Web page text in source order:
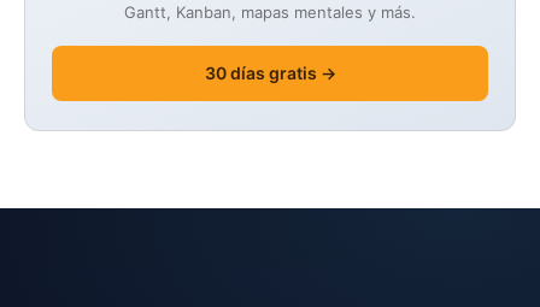
Gantt, Kanban, mapas mentales y más.
30 días gratis →